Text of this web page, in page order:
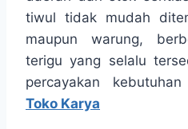
tiwul tidak mudah
maupun warung,
terigu yang selalu
percayakan
Toko Karya